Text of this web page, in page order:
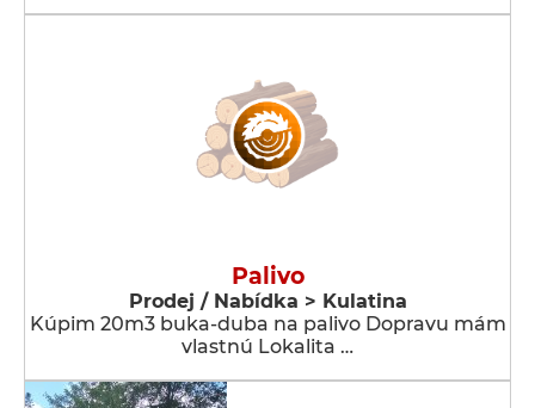
Palivo
Prodej / Nabídka > Kulatina
Kúpim 20m3 buka-duba na palivo Dopravu mám
vlastnú Lokalita …